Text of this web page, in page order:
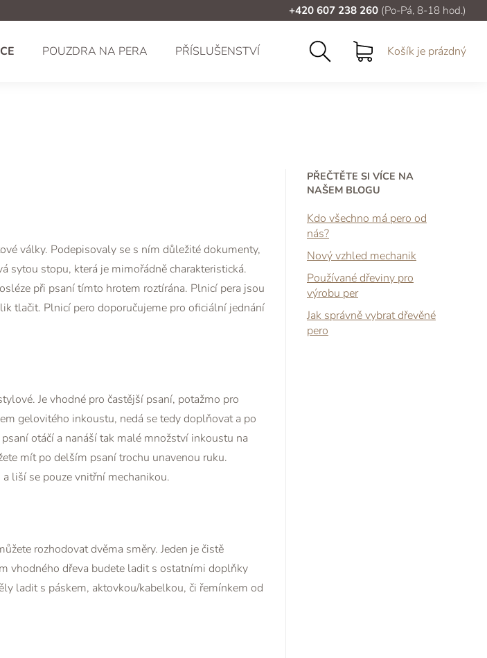
+420 607 238 260 (Po-Pá, 8-18 hod.)
POUZDRA NA PERA PŘÍSLUŠENSTVÍ Košík je prázdný
války. Podepisovaly se s ním důležité dokumenty,
sytou stopu, která je mimořádně charakteristická.
při psaní tímto hrotem roztírána. Plnicí pera jsou
tlačit. Plnicí pero doporučujeme pro oficiální jednání
Je vhodné pro častější psaní, potažmo pro
gelovitého inkoustu, nedá se tedy doplňovat a po
otáčí a nanáší tak malé množství inkoustu na
mít po delším psaní trochu unavenou ruku.
liší se pouze vnitřní mechanikou.
rozhodovat dvěma směry. Jeden je čistě
vhodného dřeva budete ladit s ostatními doplňky
ladit s páskem, aktovkou/kabelkou, či řemínkem od
PŘEČTĚTE SI VÍCE NA
NAŠEM BLOGU
Kdo všechno má pero od
nás?
Nový vzhled mechanik
Používané dřeviny pro
výrobu per
Jak správně vybrat dřevěné
pero